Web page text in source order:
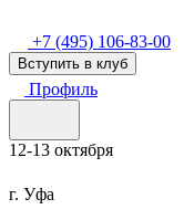
+7 (495) 106-83-00
Вступить в клуб
Профиль
12-13 октября
г. Уфа